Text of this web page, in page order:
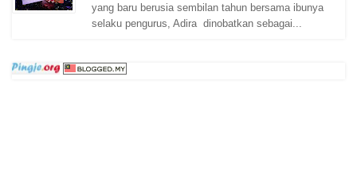
yang baru berusia sembilan tahun bersama ibunya
selaku pengurus, Adira dinobatkan sebagai...